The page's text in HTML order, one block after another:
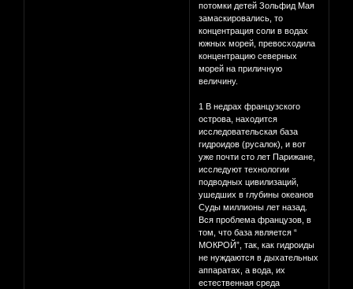
потомки детей Зольфид Мая
замаскировались, то
концентрация соли в водах
южных морей, превосходила
концентрацию северных
морей на приличную
величину.
1 В недрах французского
острова, находится
исследовательская база
гидроидов (русалок), и вот
уже почти сто лет Парижане,
исследуют технологии
подводных цивилизаций,
ушедших в глубины океанов
Суды миллионы лет назад.
Вся проблема французов, в
том, что база является “
МОКРОЙ”, так, как гидроиды
не нуждаются в дыхательных
аппаратах, а вода, их
естественная среда